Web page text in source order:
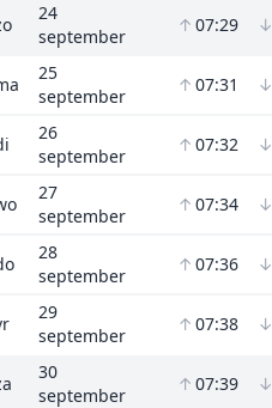
24
september
↑ 07:29 ↓
25
september
↑ 07:31 ↓
26
september
↑ 07:32 ↓
27
september
↑ 07:34 ↓
28
september
↑ 07:36 ↓
29
september
↑ 07:38 ↓
30
september
↑ 07:39 ↓